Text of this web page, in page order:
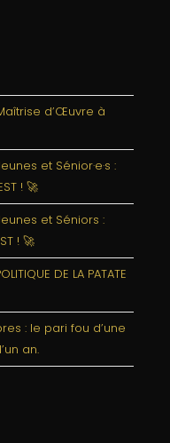
d’Œuvre à
et Sénior·e·s :
! 🚀
et Séniors :
! 🚀
DE LA PATATE
: le pari fou d’une
an.